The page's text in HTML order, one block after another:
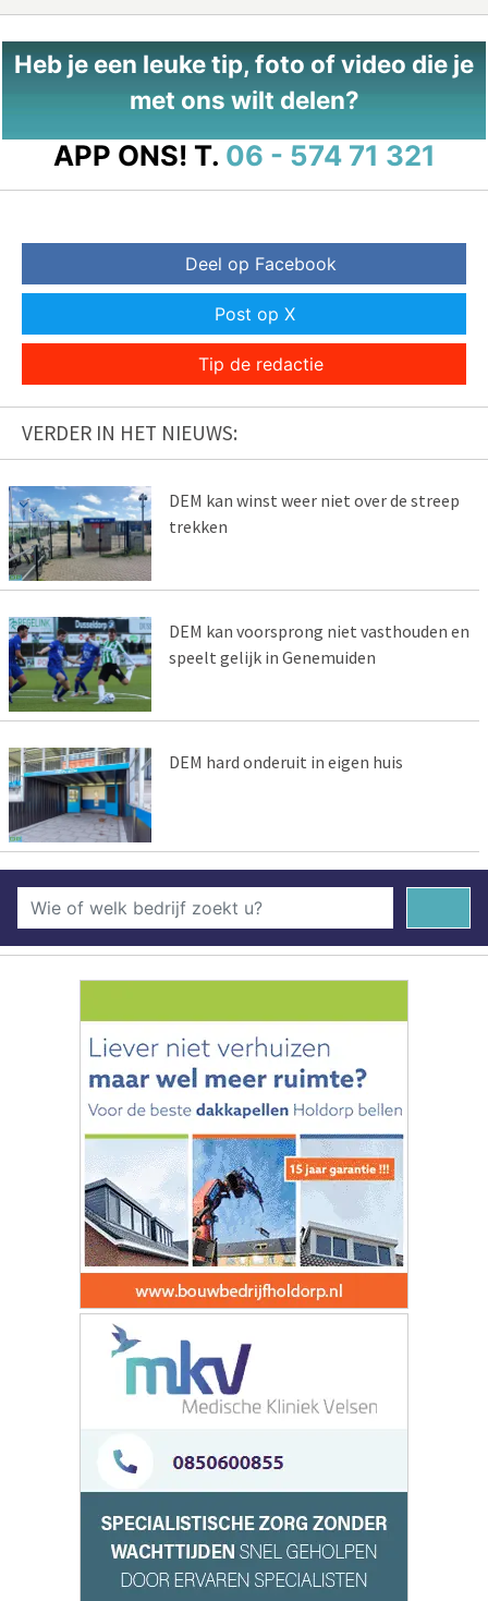
Heb je een leuke tip, foto of video die je
met ons wilt delen?
APP ONS! T. 06 - 574 71 321
Deel op Facebook
Post op X
Tip de redactie
VERDER IN HET NIEUWS:
DEM kan winst weer niet over de streep
trekken
DEM kan voorsprong niet vasthouden en
speelt gelijk in Genemuiden
DEM hard onderuit in eigen huis